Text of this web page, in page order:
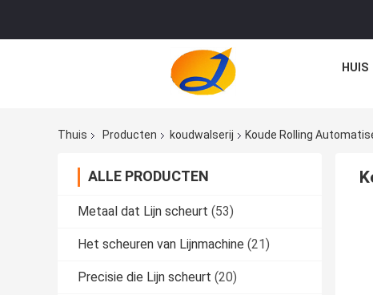
HUIS
Thuis Producten koudwalserij Koude Rolling
ALLE PRODUCTEN
Metaal dat Lijn scheurt (53)
Het scheuren van Lijnmachine (21)
Precisie die Lijn scheurt (20)